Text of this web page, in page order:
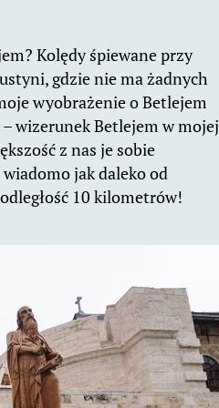
Kolędy śpiewane przy
gdzie nie ma żadnych
wyobrażenie o Betlejem
wizerunek Betlejem w mojej
z nas je sobie
jak daleko od
10 kilometrów!